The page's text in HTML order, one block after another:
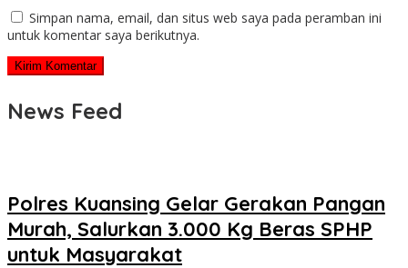
Simpan nama, email, dan situs web saya pada peramban ini
untuk komentar saya berikutnya.
News Feed
Polres Kuansing Gelar Gerakan Pangan
Murah, Salurkan 3.000 Kg Beras SPHP
untuk Masyarakat